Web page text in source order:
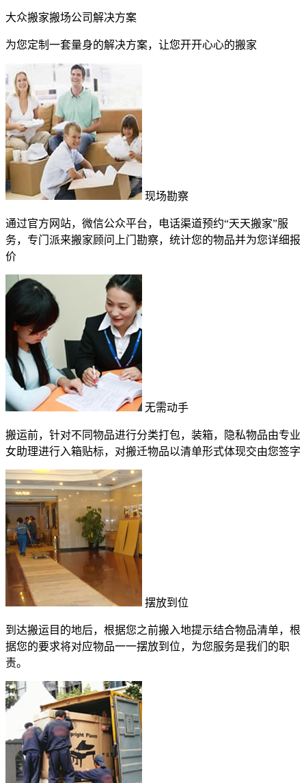
大众搬家搬场公司解决方案
为您定制一套量身的解决方案，让您开开心心的搬家
现场勘察
通过官方网站，微信公众平台，电话渠道预约“天天搬家”服
务，专门派来搬家顾问上门勘察，统计您的物品并为您详细报
价
无需动手
搬运前，针对不同物品进行分类打包，装箱，隐私物品由专业
女助理进行入箱贴标，对搬迁物品以清单形式体现交由您签字
摆放到位
到达搬运目的地后，根据您之前搬入地提示结合物品清单，根
据您的要求将对应物品一一摆放到位，为您服务是我们的职
责。